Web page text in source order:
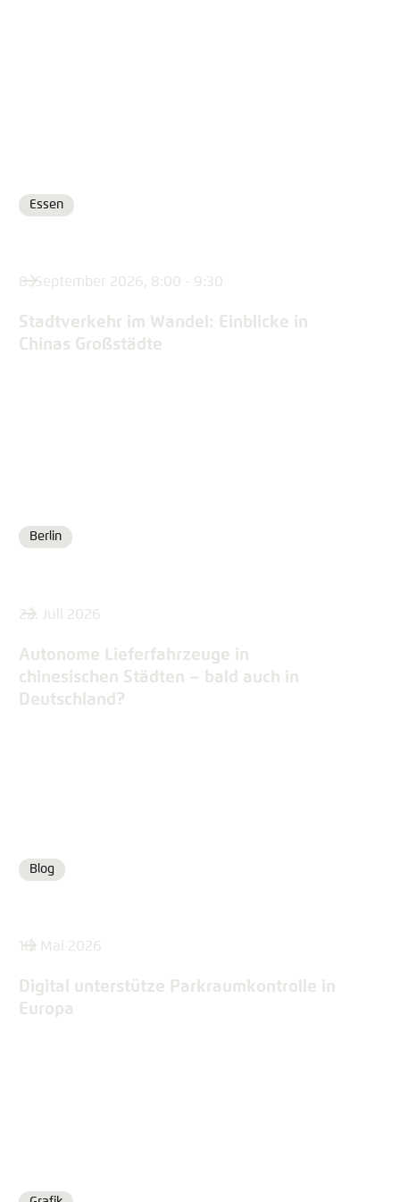
Ort
Essen
8. September 2026, 8:00 - 9:30
Stadtverkehr im Wandel: Einblicke in
Chinas Großstädte
Ort
Berlin
22. Juli 2026
Autonome Lieferfahrzeuge in
chinesischen Städten – bald auch in
Deutschland?
Format
Blog
18. Mai 2026
Digital unterstütze Parkraumkontrolle in
Europa